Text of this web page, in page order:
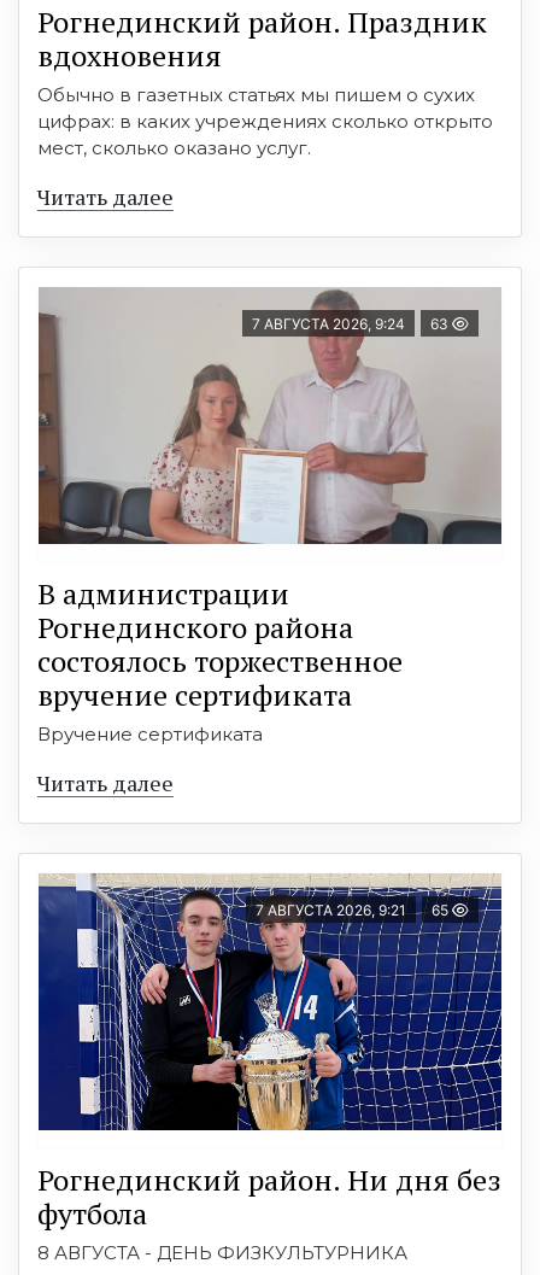
Рогнединский район. Праздник
вдохновения
Обычно в газетных статьях мы пишем о сухих
цифрах: в каких учреждениях сколько открыто
мест, сколько оказано услуг.
Читать далее
7 АВГУСТА 2026, 9:24 63
В администрации
Рогнединского района
состоялось торжественное
вручение сертификата
Вручение сертификата
Читать далее
7 АВГУСТА 2026, 9:21 65
Рогнединский район. Ни дня без
футбола
8 АВГУСТА - ДЕНЬ ФИЗКУЛЬТУРНИКА